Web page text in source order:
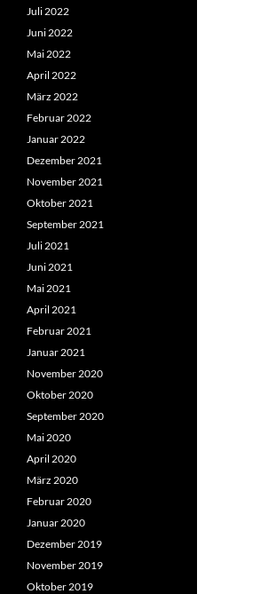
Juli 2022
Juni 2022
Mai 2022
April 2022
März 2022
Februar 2022
Januar 2022
Dezember 2021
November 2021
Oktober 2021
September 2021
Juli 2021
Juni 2021
Mai 2021
April 2021
Februar 2021
Januar 2021
November 2020
Oktober 2020
September 2020
Mai 2020
April 2020
März 2020
Februar 2020
Januar 2020
Dezember 2019
November 2019
Oktober 2019